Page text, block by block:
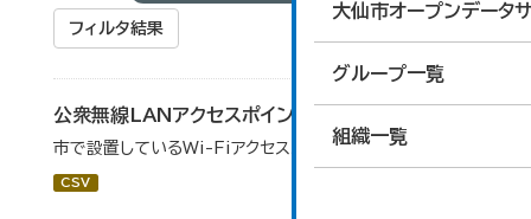
大仙市オープンデータ
グループ一覧
組織一覧
フィルタ結果
公衆無線LANアクセスポイント一覧
市で設置しているWi-Fiアクセスポイントの一覧です。
CSV